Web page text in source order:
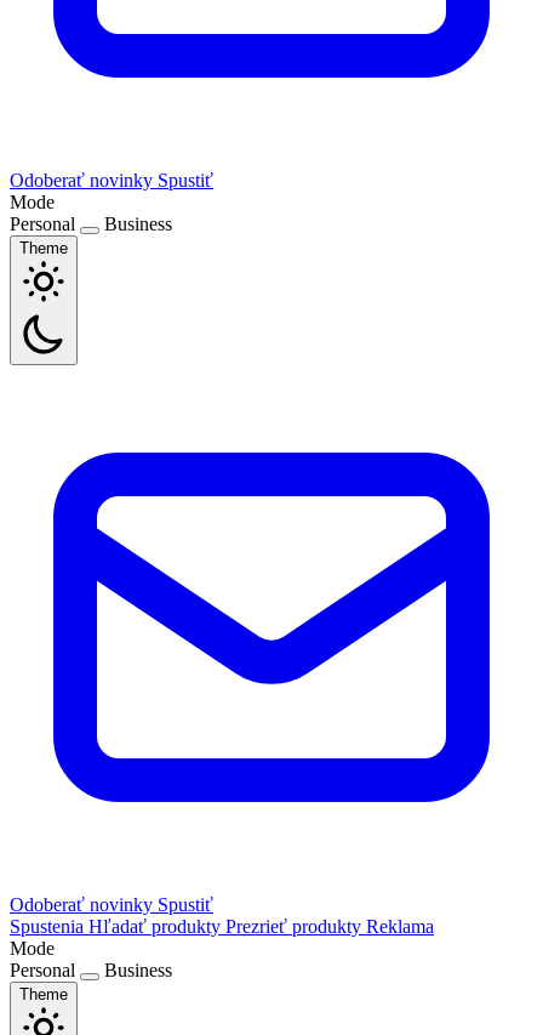
Odoberať novinky Spustiť
Mode
Personal
Business
Theme
Odoberať novinky Spustiť
Spustenia Hľadať produkty Prezrieť produkty Reklama
Mode
Personal
Business
Theme